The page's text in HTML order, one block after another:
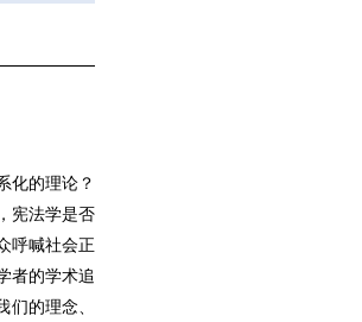
化的理论？
宪法学是否
呼喊社会正
者的学术追
的理念、